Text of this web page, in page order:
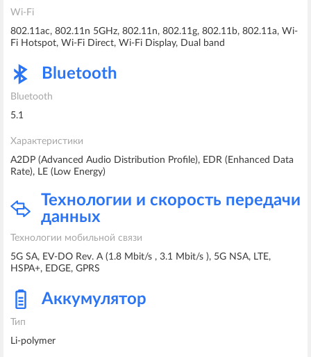
Wi-Fi
802.11ac, 802.11n 5GHz, 802.11n, 802.11g, 802.11b, 802.11a, Wi-
Fi Hotspot, Wi-Fi Direct, Wi-Fi Display, Dual band
Bluetooth
Bluetooth
5.1
Характеристики
A2DP (Advanced Audio Distribution Profile), EDR (Enhanced Data
Rate), LE (Low Energy)
Технологии и скорость передачи
данных
Технологии мобильной связи
5G SA, EV-DO Rev. A (1.8 Mbit/s , 3.1 Mbit/s ), 5G NSA, LTE,
HSPA+, EDGE, GPRS
Аккумулятор
Тип
Li-polymer